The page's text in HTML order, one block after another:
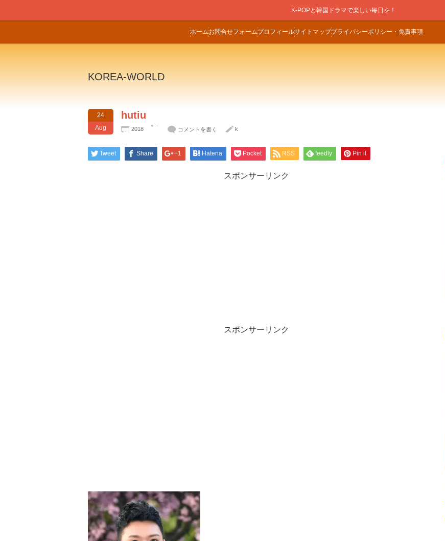
K-POPと韓国ドラマで楽しい毎日を！
ホームお問合せフォームプロフィールサイトマッププライバシーポリシー・免責事項
KOREA-WORLD
24
Aug
hutiu
2018 コメントを書く k
Tweet Share +1 Hatena Pocket RSS feedly Pin it
スポンサーリンク
スポンサーリンク